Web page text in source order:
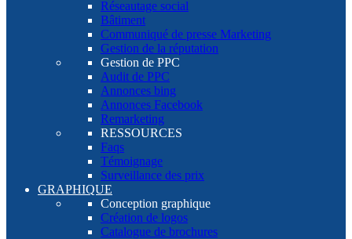
Réseautage social
Bâtiment
Communiqué de presse Marketing
Gestion de la réputation
Gestion de PPC
Audit de PPC
Annonces bing
Annonces Facebook
Remarketing
RESSOURCES
Faqs
Témoignage
Surveillance des prix
GRAPHIQUE
Conception graphique
Création de logos
Catalogue de brochures